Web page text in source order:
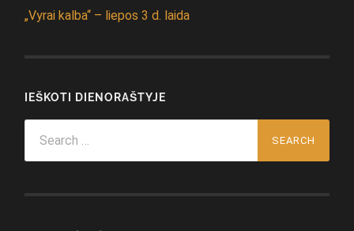
„Vyrai kalba“ – liepos 3 d. laida
IEŠKOTI DIENORAŠTYJE
for: